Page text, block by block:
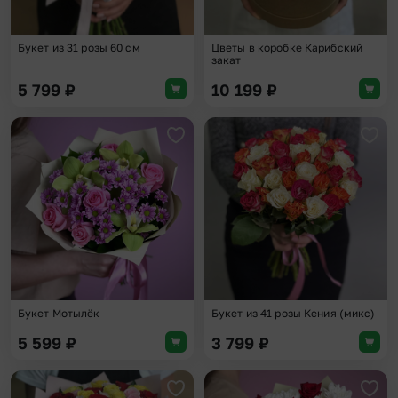
Букет из 31 розы 60 см
5 799 ₽
Цветы в коробке Карибский
закат
10 199 ₽
Добавить в избранное
Букет Мотылёк
5 599 ₽
Букет из 41 розы Кения (микс)
3 799 ₽